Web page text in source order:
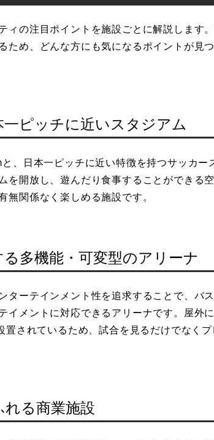
ィの注目ポイントを施設ごとに解説します
ため、どんな方にも気になるポイントが見
ピッチに近いスタジアム
、日本一ピッチに近い特徴を持つサッカー
を開放し、遊んだり食事することができる
無関係なく楽しめる施設です。
多機能・可変型のアリーナ
ターテインメント性を追求することで、バ
イメントに対応できるアリーナです。屋外
置されているため、試合を見るだけでなく
る商業施設